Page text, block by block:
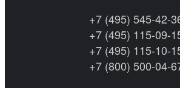
+7 (495) 545-42-
+7 (495) 115-09-
+7 (495) 115-10-
+7 (800) 500-04-